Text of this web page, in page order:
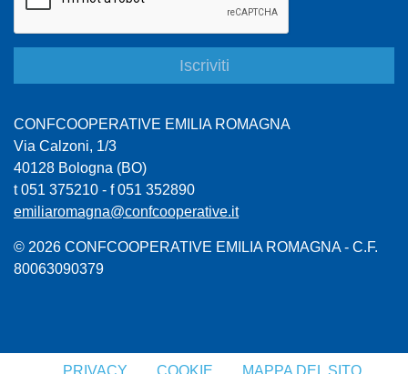
CONFCOOPERATIVE EMILIA ROMAGNA
Via Calzoni, 1/3
40128 Bologna (BO)
t 051 375210 - f 051 352890
emiliaromagna@confcooperative.it
© 2026 CONFCOOPERATIVE EMILIA ROMAGNA - C.F.
80063090379
PRIVACY COOKIE MAPPA DEL SITO